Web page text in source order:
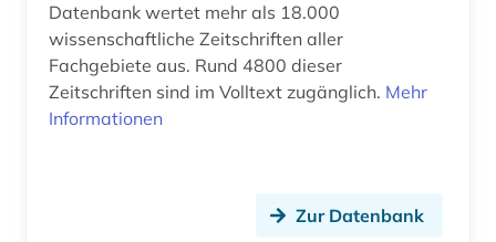
emotionsregulierung (1)
entscheidungsfindung (1)
Datenbank wertet mehr als 18.000
wissenschaftliche Zeitschriften aller
Fachgebiete aus. Rund 4800 dieser
Zeitschriften sind im Volltext zugänglich. Mehr
Informationen
Zur Datenbank